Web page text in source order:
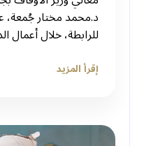
د.محمد مختار
للرابطة، خلال أعمال الدورة
إقرأ المزيد